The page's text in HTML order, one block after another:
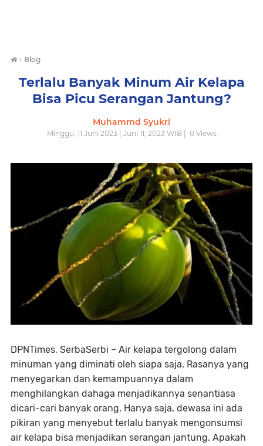
› Blog
Terlalu Banyak Minum Air Kelapa
Bisa Picu Serangan Jantung?
Muhammd Syukri
Minggu, 11 Juni 2023 | Juni 11, 2023 WIB | 0Views
DPNTimes, SerbaSerbi – Air kelapa tergolong dalam
minuman yang diminati oleh siapa saja. Rasanya yang
menyegarkan dan kemampuannya dalam
menghilangkan dahaga menjadikannya senantiasa
dicari-cari banyak orang. Hanya saja, dewasa ini ada
pikiran yang menyebut terlalu banyak mengonsumsi
air kelapa bisa menjadikan serangan jantung. Apakah